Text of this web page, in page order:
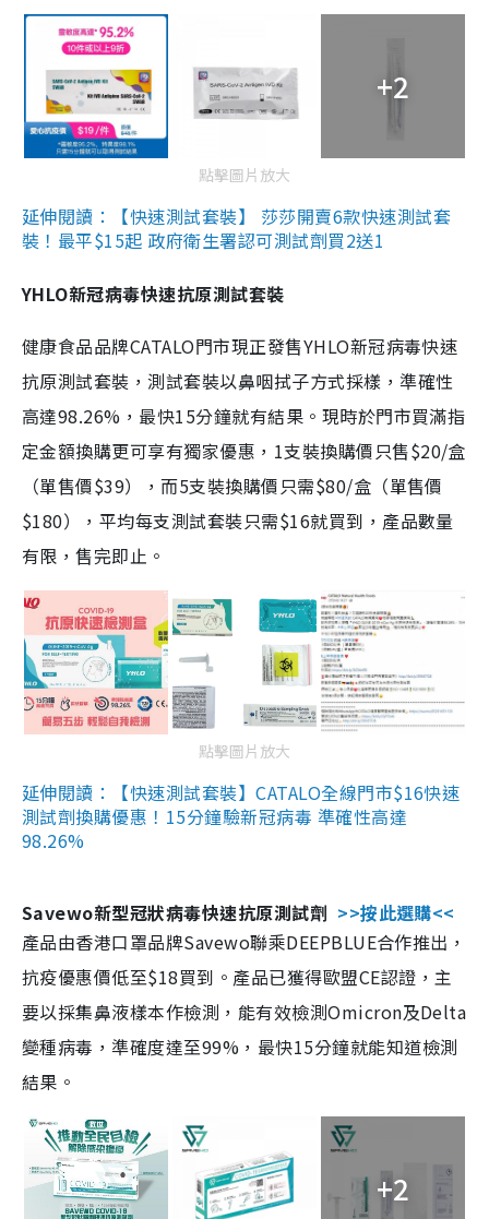
+2
點擊圖片放大
延伸閱讀：【快速測試套裝】 莎莎開賣6款快速測試套
裝！最平$15起 政府衛生署認可測試劑買2送1
YHLO新冠病毒快速抗原測試套裝
健康食品品牌CATALO門市現正發售YHLO新冠病毒快速
抗原測試套裝，測試套裝以鼻咽拭子方式採樣，準確性
高達98.26%，最快15分鐘就有結果。現時於門市買滿指
定金額換購更可享有獨家優惠，1支裝換購價只售$20/盒
（單售價$39），而5支裝換購價只需$80/盒（單售價
$180），平均每支測試套裝只需$16就買到，產品數量
有限，售完即止。
點擊圖片放大
延伸閱讀：【快速測試套裝】CATALO全線門市$16快速
測試劑換購優惠！15分鐘驗新冠病毒 準確性高達
98.26%
Savewo新型冠狀病毒快速抗原測試劑 >>按此選購<<
產品由香港口罩品牌Savewo聯乘DEEPBLUE合作推出，
抗疫優惠價低至$18買到。產品已獲得歐盟CE認證，主
要以採集鼻液樣本作檢測，能有效檢測Omicron及Delta
變種病毒，準確度達至99%，最快15分鐘就能知道檢測
結果。
+2